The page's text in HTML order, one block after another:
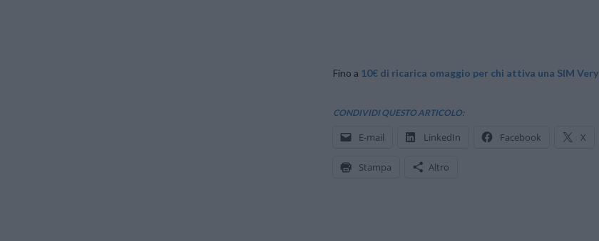
Fino a 10€ di ricarica omaggio per chi attiva una SIM
CONDIVIDI QUESTO ARTICOLO:
E-mail LinkedIn Facebook X
Stampa Altro